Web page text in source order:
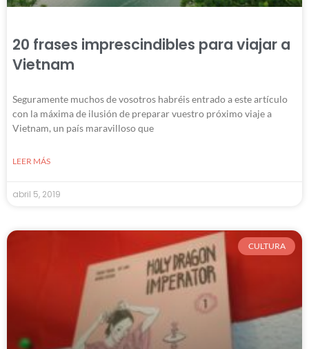
20 frases imprescindibles para viajar a
Vietnam
Seguramente muchos de vosotros habréis entrado a este artículo
con la máxima de ilusión de preparar vuestro próximo viaje a
Vietnam, un país maravilloso que
LEER MÁS
abril 5, 2019
CULTURA